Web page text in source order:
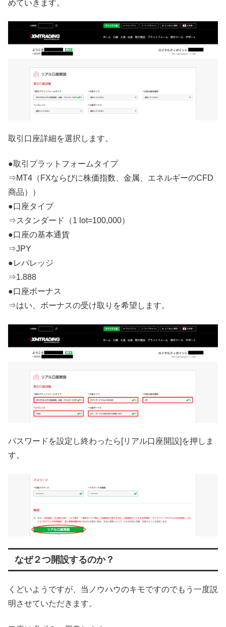
めていきます。
取引口座詳細を選択します。
●取引プラットフォームタイプ
⇒MT4（FXならびに株価指数、金属、エネルギーのCFD
商品））
●口座タイプ
⇒スタンダード（1 lot=100,000）
●口座の基本通貨
⇒JPY
●レバレッジ
⇒1.888
●口座ボーナス
⇒はい、ボーナスの受け取りを希望します。
パスワードを設定し終わったら[リアル口座開設]を押しま
す。
なぜ２つ開設するのか？
くどいようですが、当ノウハウのキモですのでもう一度説
明させていただきます。